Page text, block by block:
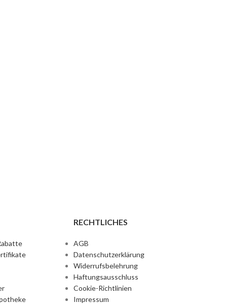
RECHTLICHES
AGB
Datenschutzerklärung
Widerrufsbelehrung
Haftungsausschluss
Cookie-Richtlinien
Impressum